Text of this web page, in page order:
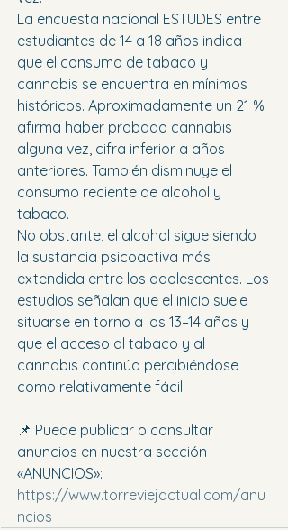
La encuesta nacional ESTUDES entre
estudiantes de 14 a 18 años indica
que el consumo de tabaco y
cannabis se encuentra en mínimos
históricos. Aproximadamente un 21 %
afirma haber probado cannabis
alguna vez, cifra inferior a años
anteriores. También disminuye el
consumo reciente de alcohol y
tabaco.
No obstante, el alcohol sigue siendo
la sustancia psicoactiva más
extendida entre los adolescentes. Los
estudios señalan que el inicio suele
situarse en torno a los 13–14 años y
que el acceso al tabaco y al
cannabis continúa percibiéndose
como relativamente fácil.
📌 Puede publicar o consultar
anuncios en nuestra sección
«ANUNCIOS»:
https://www.torreviejactual.com/anu
ncios